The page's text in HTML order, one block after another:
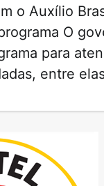
o Auxílio
O
para
entre